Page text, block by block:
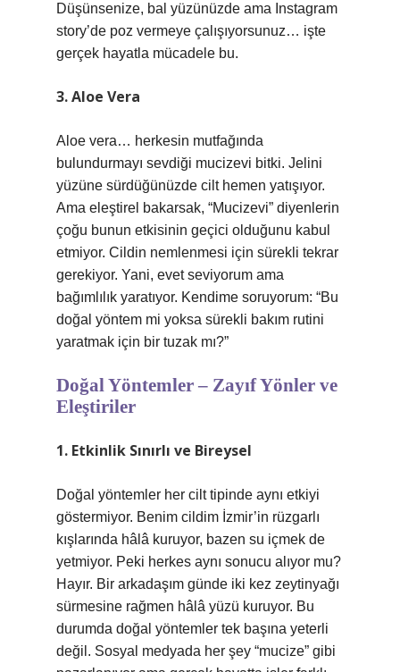
Düşünsenize, bal yüzünüzde ama Instagram
story’de poz vermeye çalışıyorsunuz… işte
gerçek hayatla mücadele bu.
3. Aloe Vera
Aloe vera… herkesin mutfağında
bulundurmayı sevdiği mucizevi bitki. Jelini
yüzüne sürdüğünüzde cilt hemen yatışıyor.
Ama eleştirel bakarsak, “Mucizevi” diyenlerin
çoğu bunun etkisinin geçici olduğunu kabul
etmiyor. Cildin nemlenmesi için sürekli tekrar
gerekiyor. Yani, evet seviyorum ama
bağımlılık yaratıyor. Kendime soruyorum: “Bu
doğal yöntem mi yoksa sürekli bakım rutini
yaratmak için bir tuzak mı?”
Doğal Yöntemler – Zayıf Yönler ve
Eleştiriler
1. Etkinlik Sınırlı ve Bireysel
Doğal yöntemler her cilt tipinde aynı etkiyi
göstermiyor. Benim cildim İzmir’in rüzgarlı
kışlarında hâlâ kuruyor, bazen su içmek de
yetmiyor. Peki herkes aynı sonucu alıyor mu?
Hayır. Bir arkadaşım günde iki kez zeytinyağı
sürmesine rağmen hâlâ yüzü kuruyor. Bu
durumda doğal yöntemler tek başına yeterli
değil. Sosyal medyada her şey “mucize” gibi